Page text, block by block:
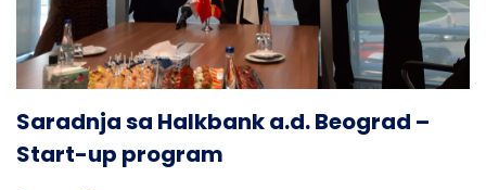
Saradnja sa Halkbank a.d. Beograd –
Start-up program